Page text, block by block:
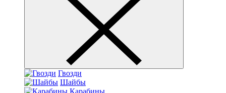
Гвозди
Шайбы
Карабины